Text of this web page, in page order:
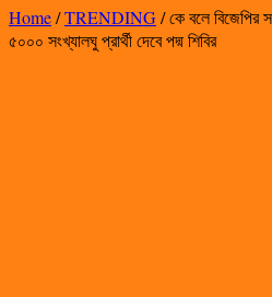
Home/TRENDING/কে বলে বিজেপির
৫০০০ সংখ্যালঘু প্রার্থী দেবে পদ্ম শিবির